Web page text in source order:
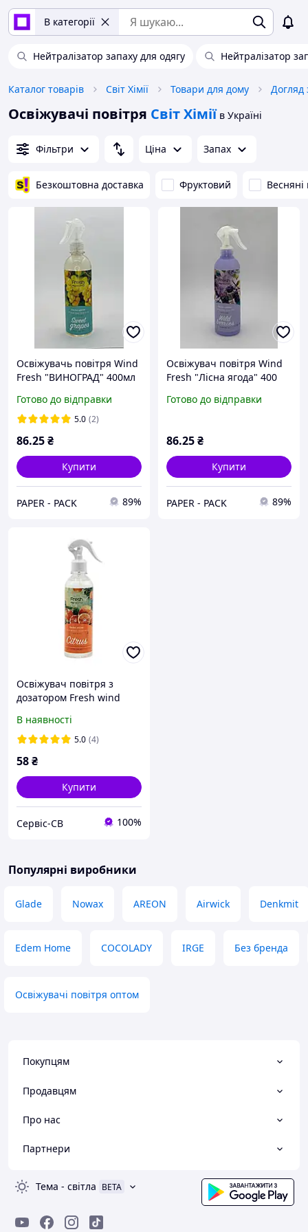
В категорії
Нейтралізатор запаху для одягу Нейтралізатор
Каталог товарів Світ Хімії Товари для дому Догляд
Освіжувачі повітря Світ Хімії в Україні
Фільтри Ціна Запах
Безкоштовна доставка Фруктовий Весняні
Освіжувачь повітря Wind
Fresh "ВИНОГРАД" 400мл
Готово до відправки
5.0 (2)
86.25₴
Купити
PAPER - PACK 89%
Освіжувач повітря Wind
Fresh "Лісна ягода" 400
Готово до відправки
86.25₴
Купити
PAPER - PACK 89%
Освіжувач повітря з
дозатором Fresh wind
В наявності
5.0 (4)
58₴
Купити
Сервіс-СВ 100%
Популярні виробники
Glade Nowax AREON Airwick Denkmit
Edem Home COCOLADY IRGE Без бренда
Освіжувачі повітря оптом
Покупцям
Продавцям
Про нас
Партнери
Тема - світла BETA